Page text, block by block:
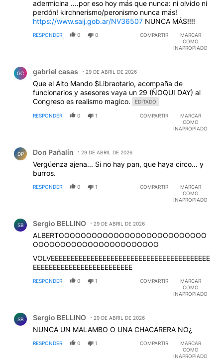
adermicina ....por eso hoy más que nunca: ni olvido ni
perdón! kirchnerismo/peronismo nunca más!
https://www.saij.gob.ar/NV36507 NUNCA MÁS!!!!
RESPONDER 0 0 COMPARTIR
MARCAR
COMO
INAPROPIADO
GC gabriel casas 29 DE ABRIL DE 2026
Que el Alto Mando $Libraotario, acompaña de
funcionarios y asesores vaya un 29 (ÑOQUI DAY) al
Congreso es realismo magico.
EDITADO
RESPONDER 0 1 COMPARTIR
MARCAR
COMO
INAPROPIADO
DP Don Pañalín 29 DE ABRIL DE 2026
Vergüenza ajena... Si no hay pan, que haya circo... y
burros.
RESPONDER 0 1 COMPARTIR
MARCAR
COMO
INAPROPIADO
SB Sergio BELLINO 29 DE ABRIL DE 2026
ALBERTOOOOOOOOOOOOOOOOOOOOOOOOOOO
OOOOOOOOOOOOOOOOOOOOOOO
VOLVEEEEEEEEEEEEEEEEEEEEEEEEEEEEEEEEEEEEEEEE
EEEEEEEEEEEEEEEEEEEEEEEEE
RESPONDER 0 1 COMPARTIR
MARCAR
COMO
INAPROPIADO
SB Sergio BELLINO 29 DE ABRIL DE 2026
NUNCA UN MALAMBO O UNA CHACARERA NO¿
RESPONDER 0 1 COMPARTIR
MARCAR
COMO
INAPROPIADO